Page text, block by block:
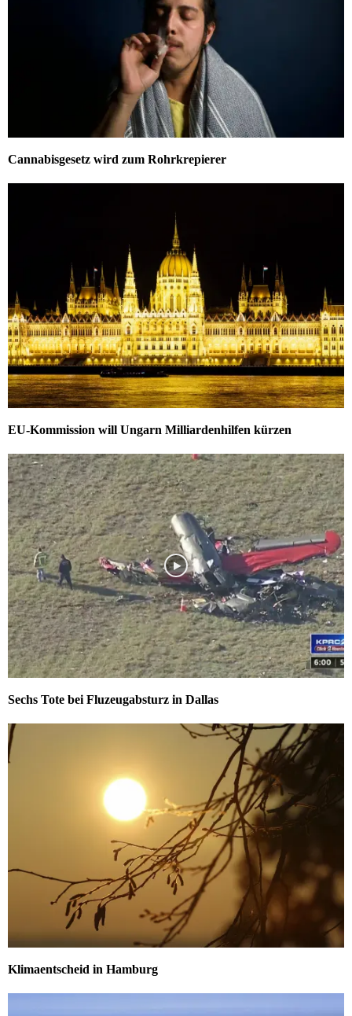
Cannabisgesetz wird zum Rohrkrepierer
EU-Kommission will Ungarn Milliardenhilfen kürzen
Sechs Tote bei Fluzeugabsturz in Dallas
Klimaentscheid in Hamburg